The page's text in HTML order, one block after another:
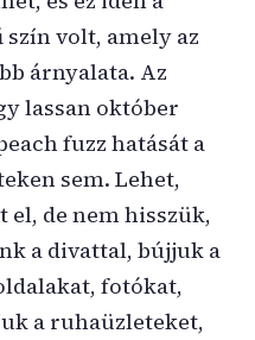
volt, amely az
árnyalata. Az
lassan október
fuzz hatását a
sem. Lehet,
de nem hisszük,
a divattal, bújjuk a
fotókat,
a ruhaüzleteket,